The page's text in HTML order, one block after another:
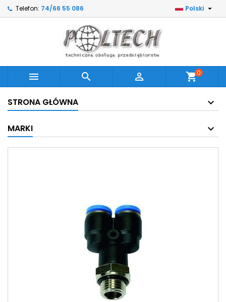
Telefon: 74/66 55 086 Polski 
   shopping_cart0
STRONA GŁÓWNA
MARKI